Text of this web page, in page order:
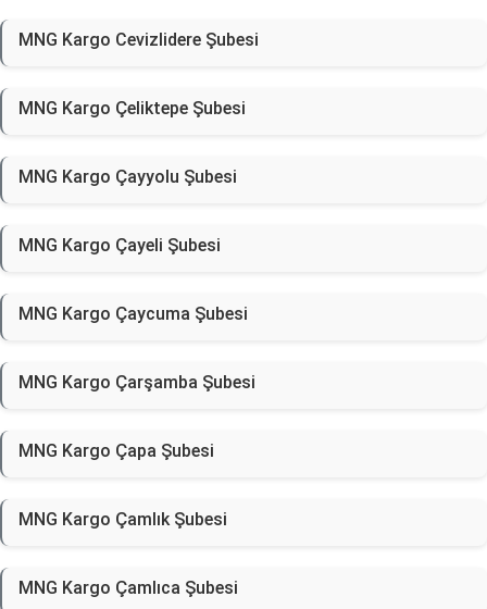
MNG Kargo Cevizlidere Şubesi
MNG Kargo Çeliktepe Şubesi
MNG Kargo Çayyolu Şubesi
MNG Kargo Çayeli Şubesi
MNG Kargo Çaycuma Şubesi
MNG Kargo Çarşamba Şubesi
MNG Kargo Çapa Şubesi
MNG Kargo Çamlık Şubesi
MNG Kargo Çamlıca Şubesi